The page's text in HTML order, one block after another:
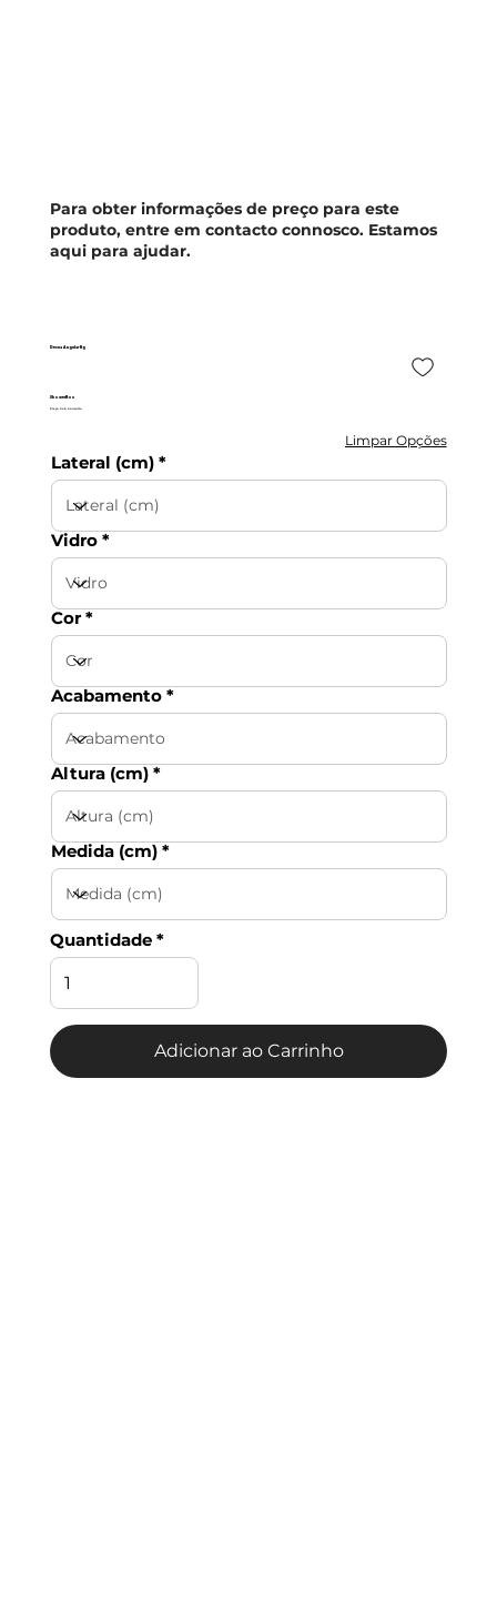
Desna Angular Ng
ShowerBox
Preço Sob Consulta
Limpar Opções
Lateral (cm)
Vidro
Cor
Acabamento
Altura (cm)
Medida (cm)
Quantidade
Adicionar ao Carrinho
Para obter informações de preço para este
produto, entre em contacto connosco. Estamos
aqui para ajudar.